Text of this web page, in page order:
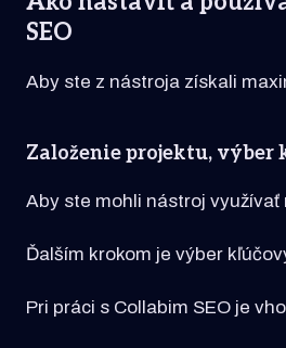
SEO
Aby ste z nástroja získali
Založenie projektu, výber
Aby ste mohli nástroj
Ďalším krokom je výber
Pri práci s Collabim SEO je